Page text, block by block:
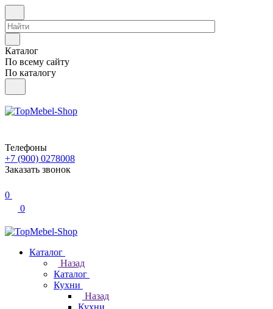
Каталог
По всему сайту
По каталогу
Телефоны
+7 (900) 0278008
Заказать звонок
0
0
Каталог
Назад
Каталог
Кухни
Назад
Кухни